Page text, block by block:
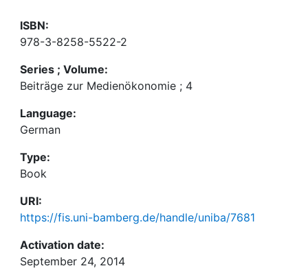
ISBN:
978-3-8258-5522-2
Series ; Volume:
Beiträge zur Medienökonomie ; 4
Language:
German
Type:
Book
URI:
https://fis.uni-bamberg.de/handle/uniba/7681
Activation date:
September 24, 2014